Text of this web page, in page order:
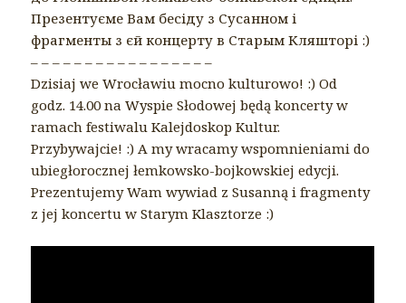
Презентуєме Вам бесіду з Сусанном і
фрагменты з єй концерту в Старым Кляшторі :)
– – – – – – – – – – – – – – – – –
Dzisiaj we Wrocławiu mocno kulturowo! :) Od
godz. 14.00 na Wyspie Słodowej będą koncerty w
ramach festiwalu Kalejdoskop Kultur.
Przybywajcie! :) A my wracamy wspomnieniami do
ubiegłorocznej łemkowsko-bojkowskiej edycji.
Prezentujemy Wam wywiad z Susanną i fragmenty
z jej koncertu w Starym Klasztorze :)